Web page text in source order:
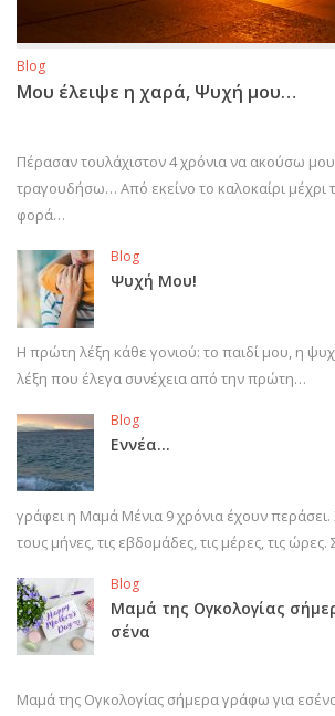
Blog
Μου έλειψε η χαρά, Ψυχή μου…
Πέρασαν τουλάχιστον 4 χρόνια να ακούσω
τραγουδήσω… Από εκείνο το καλοκαίρι μέχρι
φορά…
Blog
Ψυχή Μου!
Η πρώτη λέξη κάθε γονιού: το παιδί μου, η
λέξη που έλεγα συνέχεια από την πρώτη…
Blog
Εννέα…
γράφει η Μαμά Μένια 9 χρόνια έχουν
τους μήνες, τις εβδομάδες, τις μέρες, τις
Blog
Μαμά της Ογκολογίας
σένα
Μαμά της Ογκολογίας σήμερα γράφω για